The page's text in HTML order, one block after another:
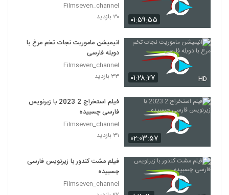
۰۱:۵۹:۵۵
Filmseven_channel
۳۰ بازدید
۰۱:۲۸:۲۷ HD
انیمیشن ماموریت نجات تخم مرغ با
دوبله فارسی
Filmseven_channel
۳۳ بازدید
۰۲:۰۳:۵۷
فیلم استخراج 2 2023 با زیرنویس
فارسی چسبیده
Filmseven_channel
۳۱ بازدید
فیلم مشت کندور با زیرنویس فارسی
چسبیده
Filmseven_channel